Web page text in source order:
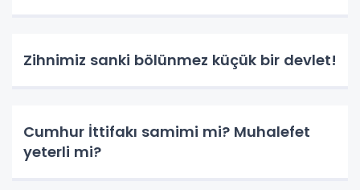
Zihnimiz sanki bölünmez küçük bir devlet!
Cumhur İttifakı samimi mi? Muhalefet
yeterli mi?